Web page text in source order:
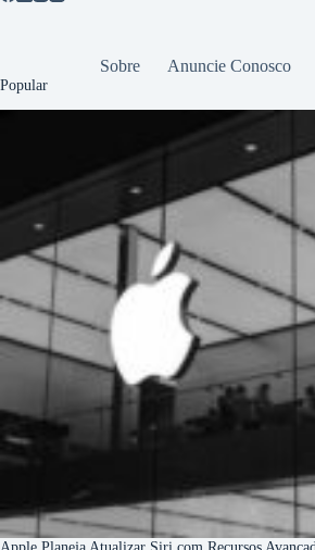
Sobre Anuncie Conosco
Popular